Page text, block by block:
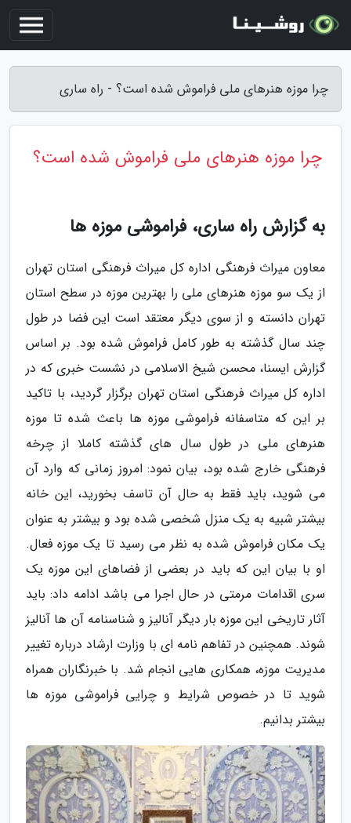
چرا موزه هنرهای ملی فراموش شده است؟ - راه ساری
چرا موزه هنرهای ملی فراموش شده است؟
به گزارش راه ساری، فراموشی موزه ها
معاون میراث فرهنگی اداره کل میراث فرهنگی استان تهران
از یک سو موزه هنرهای ملی را بهترین موزه در سطح استان
تهران دانسته و از سوی دیگر معتقد است این فضا در طول
چند سال گذشته به طور کامل فراموش شده بود. بر اساس
گزارش ایسنا، محسن شیخ الاسلامی در نشست خبری که در
اداره کل میراث فرهنگی استان تهران برگزار گردید، با تاکید
بر این که متاسفانه فراموشی موزه ها باعث شده تا موزه
هنرهای ملی در طول سال های گذشته کاملا از چرخه
فرهنگی خارج شده بود، بیان نمود: امروز زمانی که وارد آن
می شوید، باید فقط به حال آن تاسف بخورید، این خانه
بیشتر شبیه به یک منزل شخصی شده بود و بیشتر به عنوان
یک مکان فراموش شده به نظر می رسید تا یک موزه فعال.
او با بیان این که باید در بعضی از فضاهای این موزه یک
سری اقدامات مرمتی در حال اجرا می باشد ادامه داد: باید
آثار تاریخی این موزه بار دیگر آنالیز و شناسنامه آن ها آنالیز
شوند. همچنین در تفاهم نامه ای با وزارت ارشاد درباره تغییر
مدیریت موزه، همکاری هایی انجام شد. با خبرنگاران همراه
شوید تا در خصوص شرایط و چرایی فراموشی موزه ها
بیشتر بدانیم.